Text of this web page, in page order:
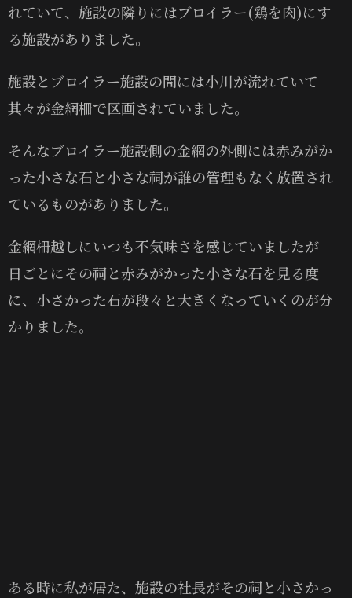
れていて、施設の隣りにはブロイラー(鶏を肉)にす
る施設がありました。
施設とブロイラー施設の間には小川が流れていて
其々が金網柵で区画されていました。
そんなブロイラー施設側の金網の外側には赤みがか
った小さな石と小さな祠が誰の管理もなく放置され
ているものがありました。
金網柵越しにいつも不気味さを感じていましたが
日ごとにその祠と赤みがかった小さな石を見る度
に、小さかった石が段々と大きくなっていくのが分
かりました。
ある時に私が居た、施設の社長がその祠と小さかっ